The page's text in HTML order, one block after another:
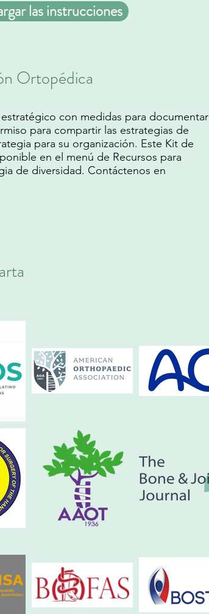
las instrucciones
Ortopédica
con medidas para documentar
para compartir las estrategias de
para su organización. Este Kit de
en el menú de Recursos para
de diversidad. Contáctenos en